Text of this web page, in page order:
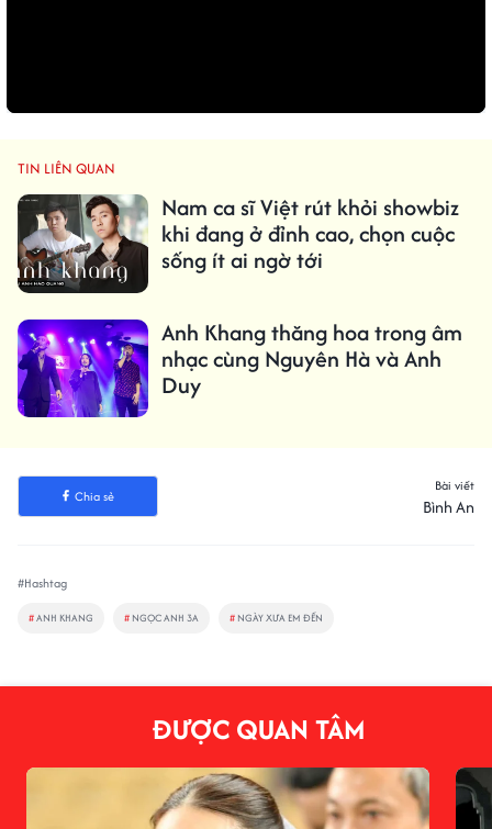
TIN LIÊN QUAN
Nam ca sĩ Việt rút khỏi showbiz
khi đang ở đỉnh cao, chọn cuộc
sống ít ai ngờ tới
Anh Khang thăng hoa trong âm
nhạc cùng Nguyên Hà và Anh
Duy
Chia sẻ
Bài viết
Bình An
#Hashtag
#ANH KHANG # NGỌC ANH 3A # NGÀY XƯA EM ĐẾN
ĐƯỢC QUAN TÂM